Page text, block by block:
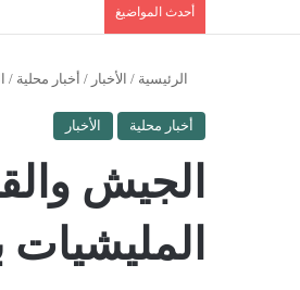
أحدث المواضيغ
الرئيسية / الأخبار / أخبار محلية /
أخبار محلية الأخبار
الجيش